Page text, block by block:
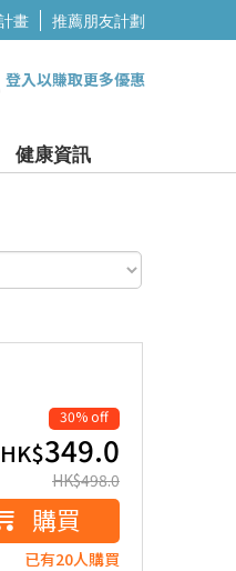
畫 推薦朋友計劃
登入以賺取更多優惠
健康資訊
30% off
HK$349.0
HK$498.0
購買
已有20人購買